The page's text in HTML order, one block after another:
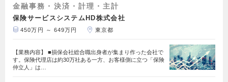
金融事務・決済・計理・主計
保険サービスシステムHD株式会社
450万円 ～ 649万円 東京都
【業務内容】 ■損保会社総合職出身者が集まり作った会社で
す。保険代理店は約30万社ある一方、お客様側に立つ「保険
仲立人」は…